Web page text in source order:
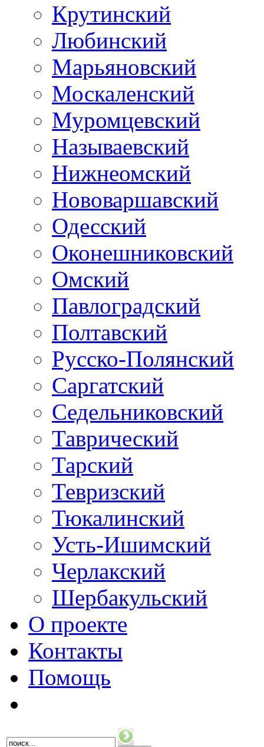
Крутинский
Любинский
Марьяновский
Москаленский
Муромцевский
Называевский
Нижнеомский
Нововаршавский
Одесский
Оконешниковский
Омский
Павлоградский
Полтавский
Русско-Полянский
Саргатский
Седельниковский
Таврический
Тарский
Тевризский
Тюкалинский
Усть-Ишимский
Черлакский
Шербакульский
О проекте
Контакты
Помощь